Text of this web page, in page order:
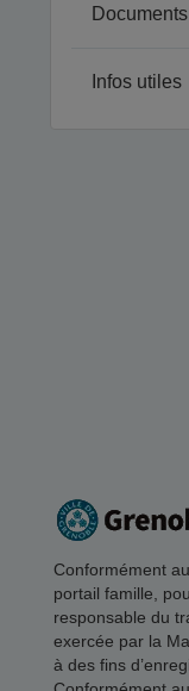
Infos utiles
Conformément
portail famille,
responsable du
exercée par la
à des fins